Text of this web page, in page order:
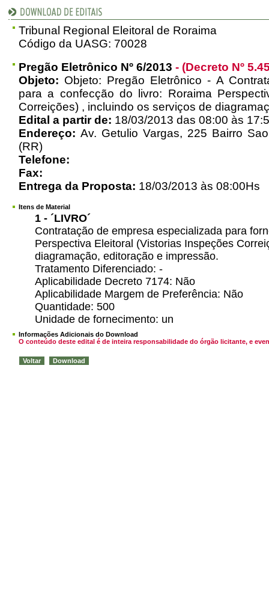
Tribunal Regional Eleitoral de Roraima
Código da UASG: 70028
Pregão Eletrônico Nº 6/2013 - (Decreto Nº
Objeto: Objeto: Pregão Eletrônico - A
para a confecção do livro: Roraima
Correições) , incluindo os serviços de
Edital a partir de: 18/03/2013 das 08:00 às
Endereço: Av. Getulio Vargas, 225 Bairro
(RR)
Telefone:
Fax:
Entrega da Proposta: 18/03/2013 às 08:00Hs
Itens de Material
1 - ´LIVRO´
Contratação de empresa especializada para
Perspectiva Eleitoral (Vistorias Inspeções
diagramação, editoração e impressão.
Tratamento Diferenciado: -
Aplicabilidade Decreto 7174: Não
Aplicabilidade Margem de Preferência: Não
Quantidade: 500
Unidade de fornecimento: un
Informações Adicionais do Download
O conteúdo deste edital é de inteira responsabilidade do órgão licitante, e